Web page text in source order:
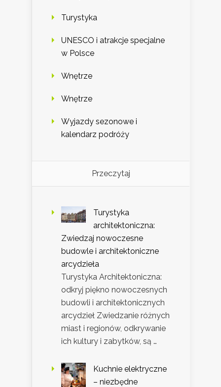
Turystyka
UNESCO i atrakcje specjalne
w Polsce
Wnętrze
Wnętrze
Wyjazdy sezonowe i
kalendarz podróży
Przeczytaj
Turystyka
architektoniczna:
Zwiedzaj nowoczesne
budowle i architektoniczne
arcydzieła
Turystyka Architektoniczna:
odkryj piękno nowoczesnych
budowli i architektonicznych
arcydzieł Zwiedzanie różnych
miast i regionów, odkrywanie
ich kultury i zabytków, są …
Kuchnie elektryczne
– niezbędne